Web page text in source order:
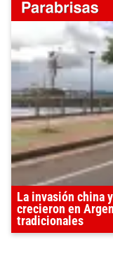
La invasión china
crecieron en
tradicionales